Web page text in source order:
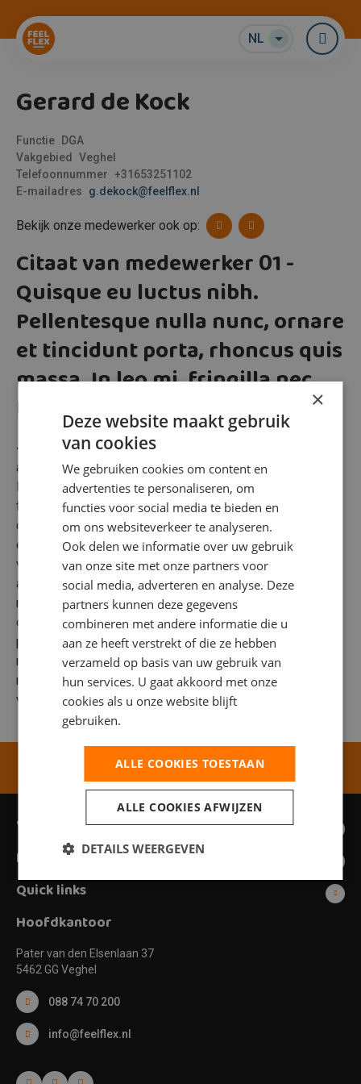
NL
Gerard de Kock
Functie
DGA
Vakgebied
Veghel
Telefoonnummer +31653251102
E-mailadres
g.dekock@feelflex.nl
Bekijk onze medewerker ook op:
Citaat van medewerker 01 -
Quisque eu luctus nibh.
Pellentesque nulla nunc, ornare
et tincidunt porta, rhoncus quis
massa. In leo mi, fringilla nec
tincidunt vel, tempor nec leo.
<p>Introductie van medewerker 01 - Nullam tristique nec
arcu euismod dignissim. Etiam luctus volutpat auctor.
Integer vulputate est et sodales tristique. Donec vel
facilisis dolor. Nunc pretium diam justo, eleifend
consequat sapien vulputate nec. Aenean est ante, rhoncus
et tincidunt vel, scelerisque eget quam. Donec faucibus
vel enim eget auctor. Nunc eget euismod odio, vitae
aliquet nisi. In non quam gravida, feugiat nisi et, molestie
nisl. Integer a nisi augue. Donec venenatis porttitor dui
dictum euismod. Suspendisse arcu nulla, pulvinar in
placerat vehicula, posuere eu est. Integer quis tincidunt
risus. Vestibulum vitae magna eu justo consectetur
rhoncus ac quis turpis. Nulla libero libero, sagittis quis
velit ac, maximus laoreet felis.</p>
Vacatures
Feel Flex
Quick links
Hoofdkantoor
Pater van den Elsenlaan 37
5462 GG Veghel
088 74 70 200
info@feelflex.nl
×
Deze website maakt gebruik
van cookies
We gebruiken cookies om content en
advertenties te personaliseren, om
functies voor social media te bieden en
om ons websiteverkeer te analyseren.
Ook delen we informatie over uw gebruik
van onze site met onze partners voor
social media, adverteren en analyse. Deze
partners kunnen deze gegevens
combineren met andere informatie die u
aan ze heeft verstrekt of die ze hebben
verzameld op basis van uw gebruik van
hun services. U gaat akkoord met onze
cookies als u onze website blijft
gebruiken.
ALLE COOKIES TOESTAAN
ALLE COOKIES AFWIJZEN
DETAILS WEERGEVEN